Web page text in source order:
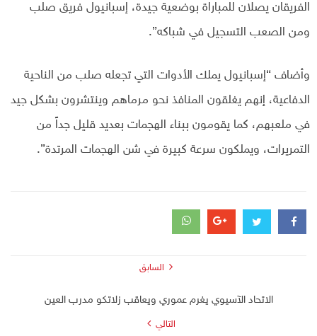
الفريقان يصلان للمباراة بوضعية جيدة، إسبانيول فريق صلب
ومن الصعب التسجيل في شباكه”.
وأضاف “إسبانيول يملك الأدوات التي تجعله صلب من الناحية
الدفاعية، إنهم يغلقون المنافذ نحو مرماهم وينتشرون بشكل جيد
في ملعبهم، كما يقومون ببناء الهجمات بعديد قليل جداً من
التمريرات، ويملكون سرعة كبيرة في شن الهجمات المرتدة”.
السابق
الاتحاد الآسيوي يغرم عموري ويعاقب زلاتكو مدرب العين
التالي